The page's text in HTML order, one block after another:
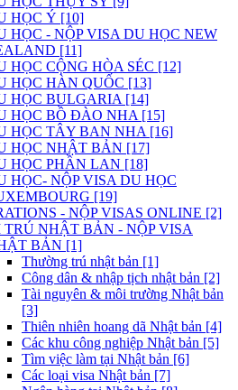
HỌC Ý [10]
HỌC - NỘP VISA DU HỌC NEW
[11]
HỌC CỘNG HÒA SÉC [12]
HỌC HÀN QUỐC [13]
HỌC BULGARIA [14]
HỌC BỒ ĐÀO NHA [15]
HỌC TÂY BAN NHA [16]
HỌC NHẬT BẢN [17]
HỌC PHẦN LAN [18]
HỌC- NỘP VISA DU HỌC
[19]
- NỘP VISAS ONLINE [2]
TRÚ NHẬT BẢN - NỘP VISA
BẢN [1]
Thường trú nhật bản [1]
Công dân & nhập tịch nhật bản [2]
Tài nguyên & môi trường Nhật bản
[3]
Thiên nhiên hoang dã Nhật bản [4]
Các khu công nghiệp Nhật bản [5]
Tìm việc làm tại Nhật bản [6]
Các loại visa Nhật bản [7]